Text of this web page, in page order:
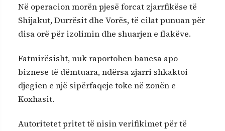
Në operacion morën pjesë forcat zjarrfikëse të
Shijakut, Durrësit dhe Vorës, të cilat punuan për
disa orë për izolimin dhe shuarjen e flakëve.
Fatmirësisht, nuk raportohen banesa apo
biznese të dëmtuara, ndërsa zjarri shkaktoi
djegien e një sipërfaqeje toke në zonën e
Koxhasit.
Autoritetet pritet të nisin verifikimet për të